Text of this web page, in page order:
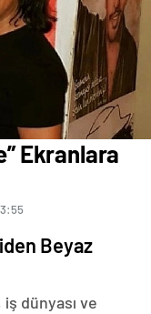
Ekranlara
Beyaz
dünyası ve